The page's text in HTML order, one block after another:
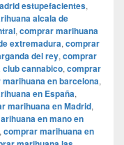
estupefacientes,
alcala de
, comprar marihuana
extremadura, comprar
del rey, comprar
cannabico, comprar
en barcelona,
en España,
marihuana en Madrid,
en mano en
, comprar marihuana en